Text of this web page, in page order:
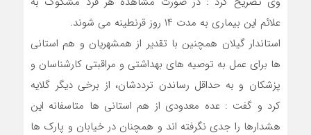
علائم این بیماری به مدت ۱۴ روز قرنطینه می شوند.
استاندار گیلان‌ همچنین با تقدیر از همشهریان و هم استانی
ها برای عمل به توصیه های بهداشتی و مراقبتی کارشناسان و
پزشکان و به حداقل رساندن ترددشان، از برخی دیگر گلایه
کرد و گفت : عده معدودی از هم استانی ها متاسفانه این
هشدارها را جدی نگرفته اند و همچنان در خیابان و پارک ها